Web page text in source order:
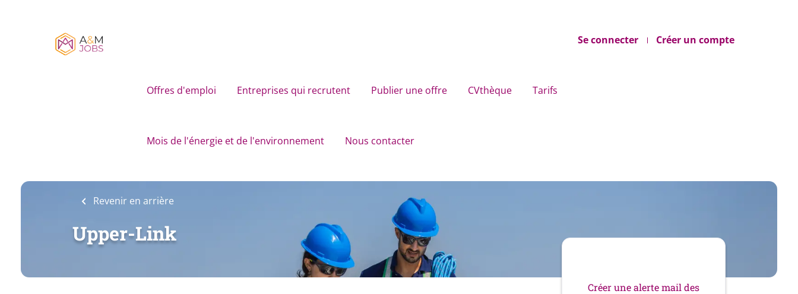
Se connecter Créer un compte
Offres d'emploi Entreprises qui recrutent Publier une offre CVthèque Tarifs
Mois de l'énergie et de l'environnement Nous contacter
Revenir en arrière
Upper-Link
Créer une alerte mail des